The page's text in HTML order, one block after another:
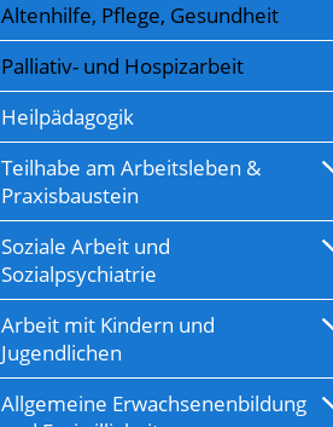
Altenhilfe, Pflege, Gesundheit
Palliativ- und Hospizarbeit
Heilpädagogik
Teilhabe am Arbeitsleben &
Praxisbaustein
Soziale Arbeit und
Sozialpsychiatrie
Arbeit mit Kindern und
Jugendlichen
Allgemeine Erwachsenenbildung